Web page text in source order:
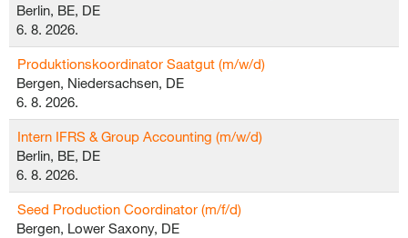
Berlin, BE, DE
6. 8. 2026.
Produktionskoordinator Saatgut (m/w/d)
Bergen, Niedersachsen, DE
6. 8. 2026.
Intern IFRS & Group Accounting (m/w/d)
Berlin, BE, DE
6. 8. 2026.
Seed Production Coordinator (m/f/d)
Bergen, Lower Saxony, DE